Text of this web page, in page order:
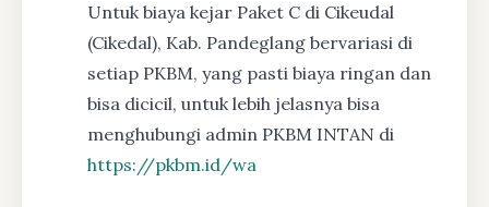
Untuk biaya kejar Paket C di Cikeudal
(Cikedal), Kab. Pandeglang bervariasi di
setiap PKBM, yang pasti biaya ringan dan
bisa dicicil, untuk lebih jelasnya bisa
menghubungi admin PKBM INTAN di
https://pkbm.id/wa